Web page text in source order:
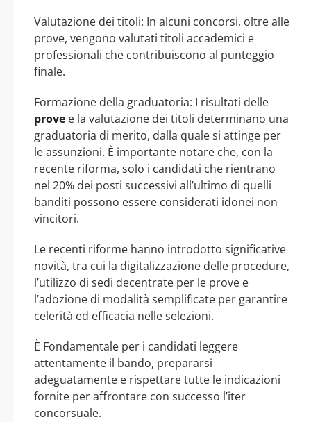
Valutazione dei titoli: In alcuni concorsi, oltre alle
prove, vengono valutati titoli accademici e
professionali che contribuiscono al punteggio
finale.
Formazione della graduatoria: I risultati delle
prove e la valutazione dei titoli determinano una
graduatoria di merito, dalla quale si attinge per
le assunzioni. È importante notare che, con la
recente riforma, solo i candidati che rientrano
nel 20% dei posti successivi all’ultimo di quelli
banditi possono essere considerati idonei non
vincitori.
Le recenti riforme hanno introdotto significative
novità, tra cui la digitalizzazione delle procedure,
l’utilizzo di sedi decentrate per le prove e
l’adozione di modalità semplificate per garantire
celerità ed efficacia nelle selezioni.
È Fondamentale per i candidati leggere
attentamente il bando, prepararsi
adeguatamente e rispettare tutte le indicazioni
fornite per affrontare con successo l’iter
concorsuale.